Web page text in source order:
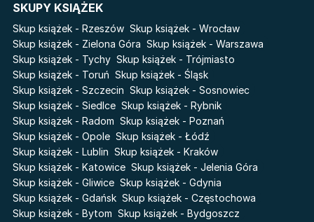
Marcin Meller
Paulina Młynarska
ks. Piotr Pawlukiewicz
Jarosław Sokołowski
Piotr Latocha
Michael Scott
Piotr Semka
Jarosław Iwaszkiewicz
Joseph Murphy
Jan Sztaudynger
Aleksander Puszkin
Oscar Wilde
Pamiętniki Wampirów
Basia. Wielka księga.
Poznawaj świat z Basią
The Hazel Wood
Zmierzch
Faye
Katie Maguire
Liceum Freuda
Sherlock Holmes Society
Światy Pilipiuka
Cień od wschodu
Przebudzenie powietrza
Pieśń Lwicy
Akademia wampirów
Karneval
Baśń o złamanym sercu
Prosta zabawa
SKUPY KSIĄŻEK
Skup książek - Rzeszów Skup książek - Wrocław
Skup książek - Zielona Góra Skup książek - Warszawa
Skup książek - Tychy Skup książek - Trójmiasto
Skup książek - Toruń Skup książek - Śląsk
Skup książek - Szczecin Skup książek - Sosnowiec
Skup książek - Siedlce Skup książek - Rybnik
Skup książek - Radom Skup książek - Poznań
Skup książek - Opole Skup książek - Łódź
Skup książek - Lublin Skup książek - Kraków
Skup książek - Katowice Skup książek - Jelenia Góra
Skup książek - Gliwice Skup książek - Gdynia
Skup książek - Gdańsk Skup książek - Częstochowa
Skup książek - Bytom Skup książek - Bydgoszcz